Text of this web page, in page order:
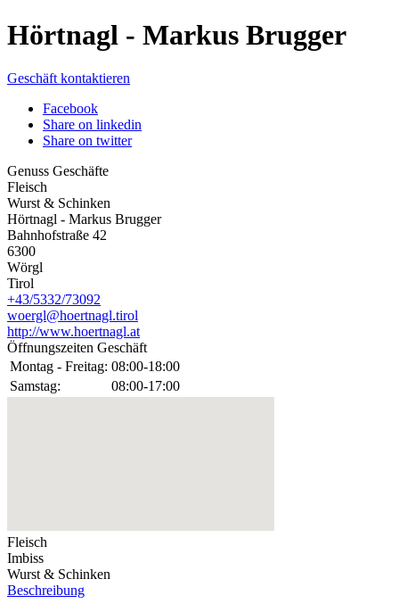
Hörtnagl - Markus Brugger
Geschäft kontaktieren
Facebook
Share on linkedin
Share on twitter
Genuss Geschäfte
Fleisch
Wurst & Schinken
Hörtnagl - Markus Brugger
Bahnhofstraße 42
6300
Wörgl
Tirol
+43/5332/73092
woergl@hoertnagl.tirol
http://www.hoertnagl.at
Öffnungszeiten Geschäft
Montag - Freitag: 08:00-18:00
Samstag:
08:00-17:00
Fleisch
Imbiss
Wurst & Schinken
Beschreibung